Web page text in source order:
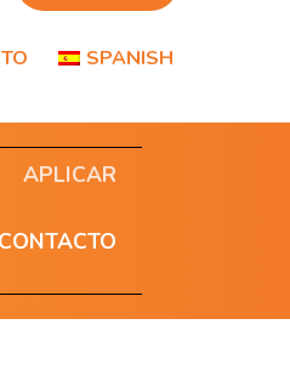
SPANISH
APLICAR
CONTACTO